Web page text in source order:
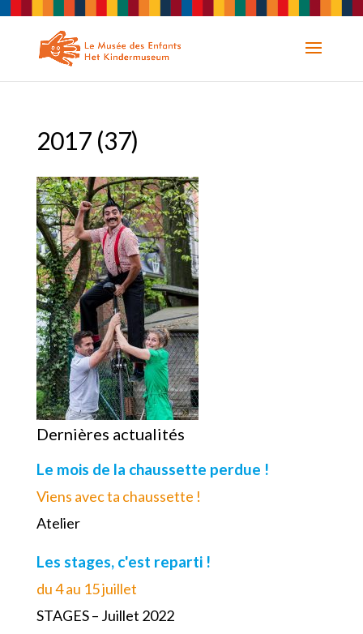
2017 (37)
Dernières actualités
Le mois de la chaussette perdue !
Viens avec ta chaussette !
Atelier
Les stages, c'est reparti !
du 4 au 15 juillet
STAGES – Juillet 2022